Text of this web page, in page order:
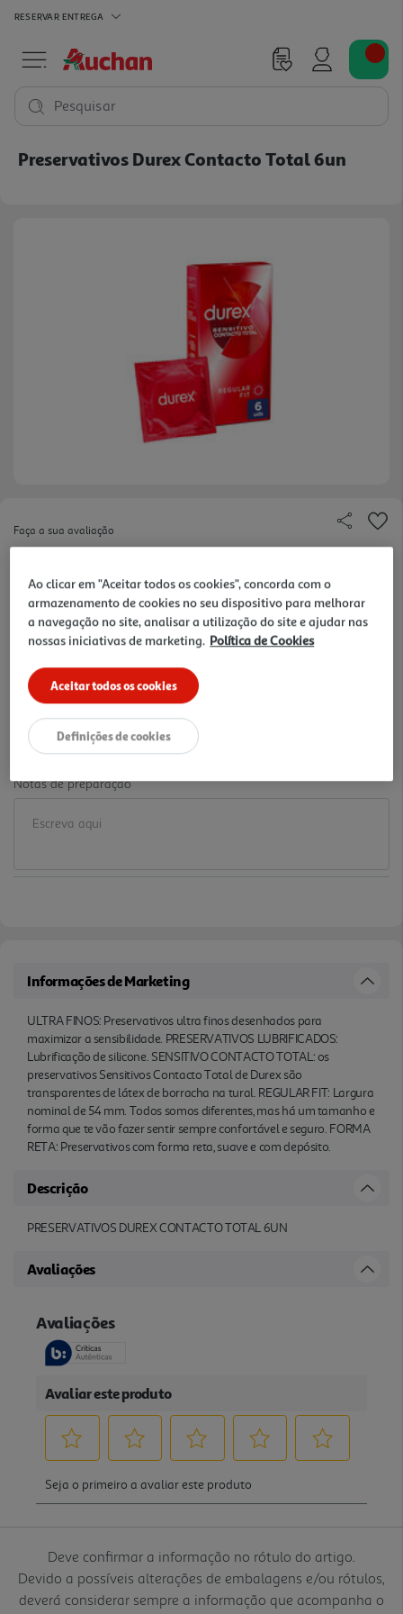
RESERVAR ENTREGA
Pesquisar
Preservativos Durex Contacto Total 6un
Faça a sua avaliação
ULTRA FINOS: Preservativos ultra finos desenhados
para maximizar a sensibilidade. PRESERVATIVOS
LUBRIFICADOS: Lubrificação de silicone.
SENSITIVO CONTACTO TOTAL: os preservativos
Sensitivos Contacto Total de Durex são
transparentes de látex de borracha na tural.
REGULAR FIT: Largura nominal de 54 mm. Todos
somos diferentes, mas há um tamanho e forma
FORMA RETA: Preservativos com forma reta, suave
e com depósito.
ver
mais
5,08 €
Notas de preparação
Informações de Marketing
ULTRA FINOS: Preservativos ultra finos desenhados para
maximizar a sensibilidade. PRESERVATIVOS LUBRIFICADOS:
Lubrificação de silicone. SENSITIVO CONTACTO TOTAL: os
preservativos Sensitivos Contacto Total de Durex são
transparentes de látex de borracha na tural. REGULAR FIT: Largura
nominal de 54 mm. Todos somos diferentes, mas há um tamanho e
forma que te vão fazer sentir sempre confortável e seguro. FORMA
RETA: Preservativos com forma reta, suave e com depósito.
Descrição
PRESERVATIVOS DUREX CONTACTO TOTAL 6UN
Avaliações
Deve confirmar a informação no rótulo do artigo.
Devido a possíveis alterações de embalagens e/ou rótulos,
deverá considerar sempre a informação que acompanha o
Ao clicar em "Aceitar todos os cookies", concorda com o
armazenamento de cookies no seu dispositivo para melhorar
a navegação no site, analisar a utilização do site e ajudar nas
nossas iniciativas de marketing. Política de Cookies
Aceitar todos os cookies
Definições de cookies